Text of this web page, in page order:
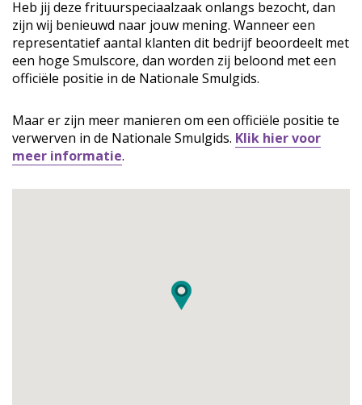
Heb jij deze frituurspeciaalzaak onlangs bezocht, dan
zijn wij benieuwd naar jouw mening. Wanneer een
representatief aantal klanten dit bedrijf beoordeelt met
een hoge Smulscore, dan worden zij beloond met een
officiële positie in de Nationale Smulgids.
Maar er zijn meer manieren om een officiële positie te
verwerven in de Nationale Smulgids. Klik hier voor
meer informatie.